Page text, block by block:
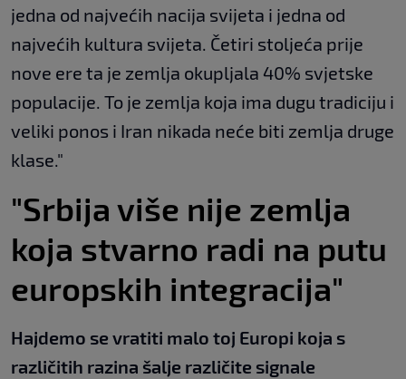
jedna od najvećih nacija svijeta i jedna od
najvećih kultura svijeta. Četiri stoljeća prije
nove ere ta je zemlja okupljala 40% svjetske
populacije. To je zemlja koja ima dugu tradiciju i
veliki ponos i Iran nikada neće biti zemlja druge
klase."
"Srbija više nije zemlja
koja stvarno radi na putu
europskih integracija"
Hajdemo se vratiti malo toj Europi koja s
različitih razina šalje različite signale